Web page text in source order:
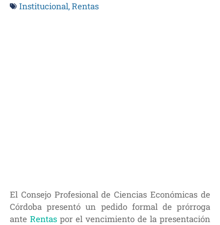
Institucional,Rentas
El Consejo Profesional de Ciencias Económicas de
Córdoba presentó un pedido formal de prórroga
ante Rentas por el vencimiento de la presentación